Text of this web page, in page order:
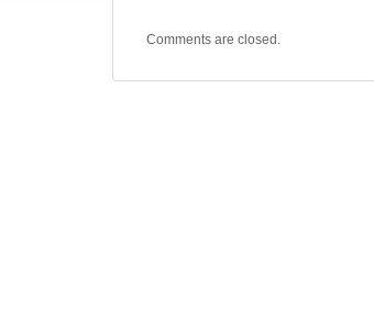
Comments are closed.